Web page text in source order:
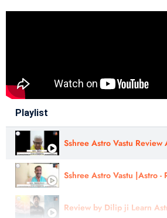
Playlist
Review by Dilip ji Learn